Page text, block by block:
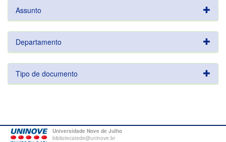
Assunto
Departamento
Tipo de documento
Universidade Nove de Julho
bibliotecatede@uninove.br